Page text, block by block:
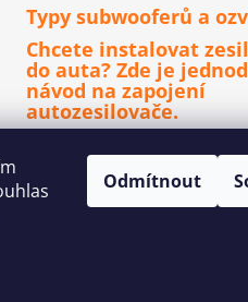
Odmítnout
Typy subwooferů a
Chcete instalovat
do auta? Zde je
návod na zapojení
autozesilovače.
autorádia ?